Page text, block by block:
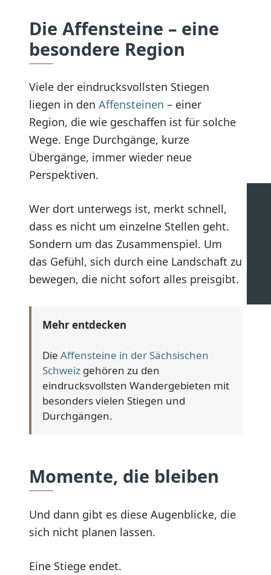
Die Affensteine – eine
besondere Region
Viele der eindrucksvollsten Stiegen
liegen in den Affensteinen – einer
Region, die wie geschaffen ist für solche
Wege. Enge Durchgänge, kurze
Übergänge, immer wieder neue
Perspektiven.
Wer dort unterwegs ist, merkt schnell,
dass es nicht um einzelne Stellen geht.
Sondern um das Zusammenspiel. Um
das Gefühl, sich durch eine Landschaft zu
bewegen, die nicht sofort alles preisgibt.
Mehr entdecken
Die Affensteine in der Sächsischen
Schweiz gehören zu den
eindrucksvollsten Wandergebieten mit
besonders vielen Stiegen und
Durchgängen.
Momente, die bleiben
Und dann gibt es diese Augenblicke, die
sich nicht planen lassen.
Eine Stiege endet.